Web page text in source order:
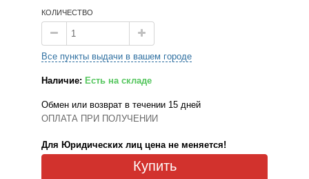
КОЛИЧЕСТВО
Все пункты выдачи в вашем городе
Наличие: Есть на складе
Обмен или возврат в течении 15 дней
ОПЛАТА ПРИ ПОЛУЧЕНИИ
Для Юридических лиц цена не меняется!
Купить